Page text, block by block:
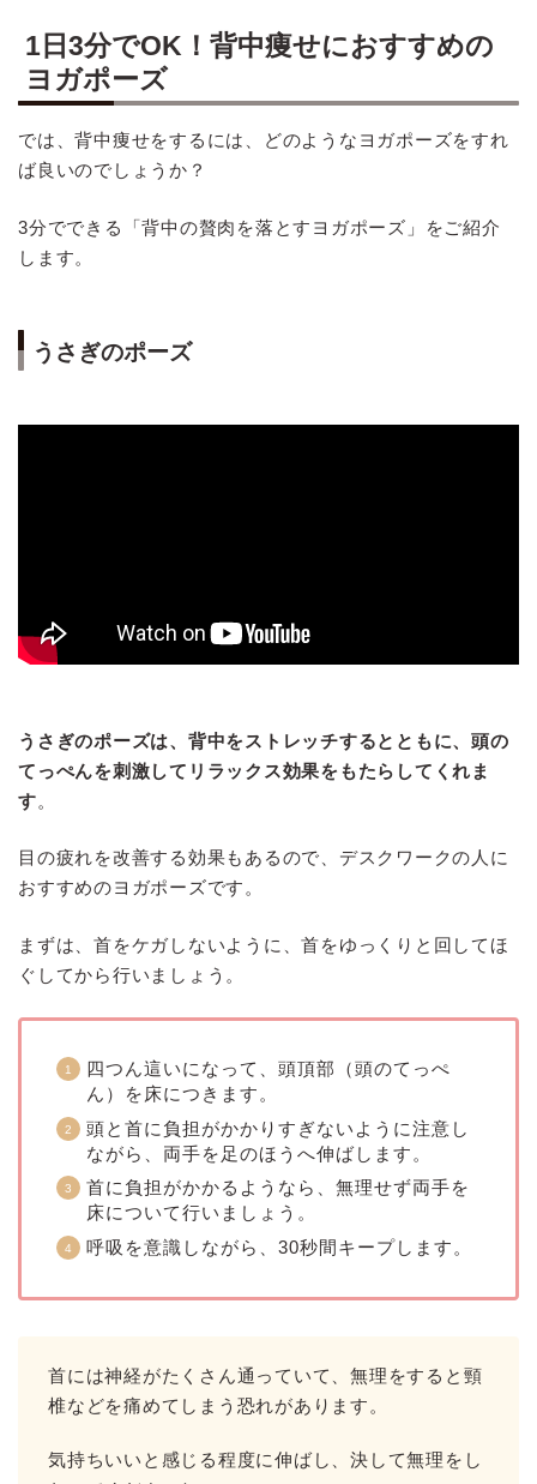
1日3分でOK！背中痩せにおすすめの
ヨガポーズ
では、背中痩せをするには、どのようなヨガポーズをすれ
ば良いのでしょうか？
3分でできる「背中の贅肉を落とすヨガポーズ」をご紹介
します。
うさぎのポーズ
うさぎのポーズは、背中をストレッチするとともに、頭の
てっぺんを刺激してリラックス効果をもたらしてくれま
す。
目の疲れを改善する効果もあるので、デスクワークの人に
おすすめのヨガポーズです。
まずは、首をケガしないように、首をゆっくりと回してほ
ぐしてから行いましょう。
四つん這いになって、頭頂部（頭のてっぺ
ん）を床につきます。
頭と首に負担がかかりすぎないように注意し
ながら、両手を足のほうへ伸ばします。
首に負担がかかるようなら、無理せず両手を
床について行いましょう。
呼吸を意識しながら、30秒間キープします。
首には神経がたくさん通っていて、無理をすると頸
椎などを痛めてしまう恐れがあります。
気持ちいいと感じる程度に伸ばし、決して無理をし